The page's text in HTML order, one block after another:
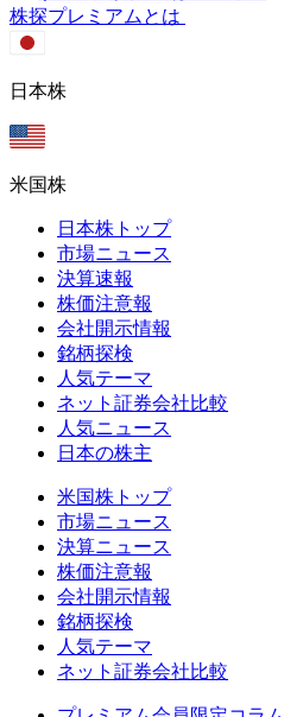
株探プレミアムとは
日本株
米国株
日本株トップ
市場ニュース
決算速報
株価注意報
会社開示情報
銘柄探検
人気テーマ
ネット証券会社比較
人気ニュース
日本の株主
米国株トップ
市場ニュース
決算ニュース
株価注意報
会社開示情報
銘柄探検
人気テーマ
ネット証券会社比較